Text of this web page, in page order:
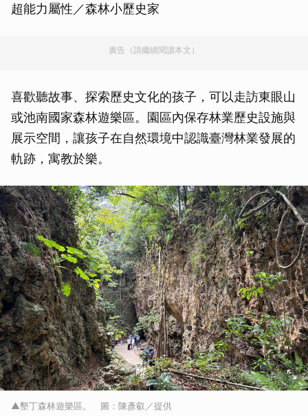
超能力屬性／森林小歷史家
廣告（請繼續閱讀本文）
喜歡聽故事、探索歷史文化的孩子，可以走訪東眼山
或池南國家森林遊樂區。園區內保存林業歷史設施與
展示空間，讓孩子在自然環境中認識臺灣林業發展的
軌跡，寓教於樂。
▲墾丁森林遊樂區。 圖：陳彥叡／提供